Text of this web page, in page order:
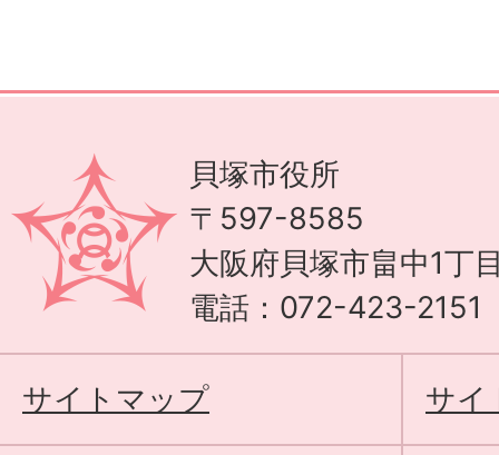
貝塚市役所
〒597-8585
大阪府貝塚市畠中1丁
電話：072-423-2151
サイトマップ サイ